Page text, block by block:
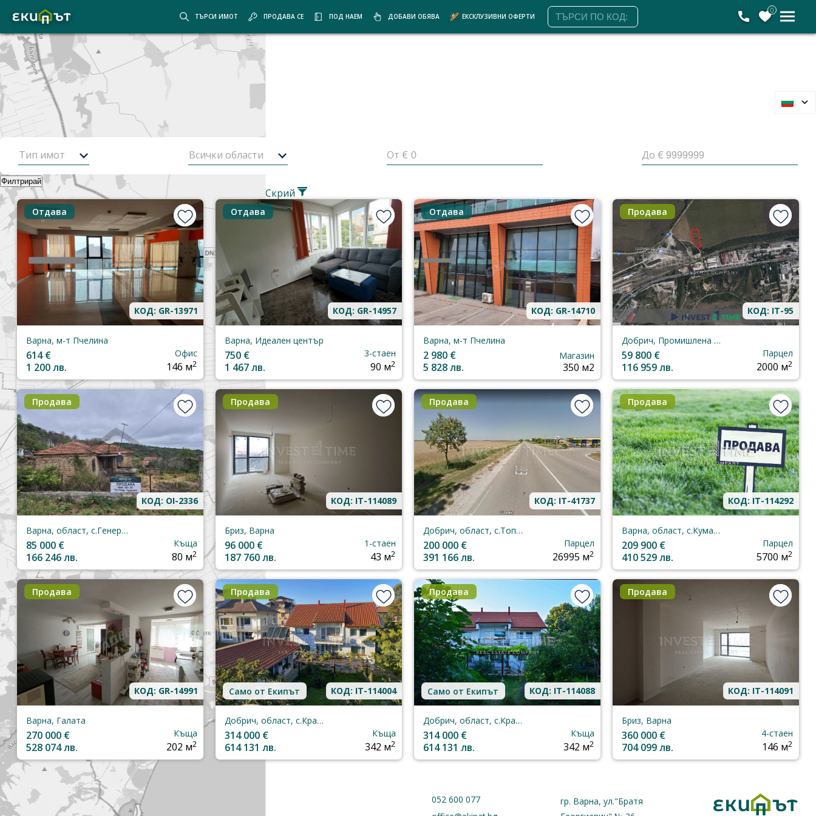
ТЪРСИ ИМОТ ПРОДАВА СЕ ПОД НАЕМ ДОБАВИ ОБЯВА ЕКСКЛУЗИВНИ ОФЕРТИ
0
Покажи картата Скрий картата
Начало
Оферти
от имота
Оферти за имоти от Екипът
Тип имот Всички области От € До €
Филтрирай
Най-нови офертиКорекция на търсенето Скрий
Отдава
КОД: GR-13971
Варна, м-т Пчелина
614 €
1 200 лв.
Офис
146 м2
Отдава
КОД: GR-14957
Варна, Идеален център
750 €
1 467 лв.
3-стаен
90 м2
Отдава
КОД: GR-14710
Варна, м-т Пчелина
2 980 €
5 828 лв.
Магазин
350 м2
Продава
КОД: IT-95
Добрич, Промишлена зона север
59 800 €
116 959 лв.
Парцел
2000 м2
Продава
КОД: OI-2336
Варна, област, с.Генерал-Кантарджиево
85 000 €
166 246 лв.
Къща
80 м2
Продава
КОД: IT-114089
Бриз, Варна
96 000 €
187 760 лв.
1-стаен
43 м2
Продава
КОД: IT-41737
Добрич, област, с.Топола
200 000 €
391 166 лв.
Парцел
26995 м2
Продава
КОД: IT-114292
Варна, област, с.Куманово
209 900 €
410 529 лв.
Парцел
5700 м2
Продава
КОД: GR-14991
Варна, Галата
270 000 €
528 074 лв.
Къща
202 м2
Продава
Само от Екипът КОД: IT-114004
Добрич, област, с.Кранево
314 000 €
614 131 лв.
Къща
342 м2
Продава
Само от Екипът КОД: IT-114088
Добрич, област, с.Кранево
314 000 €
614 131 лв.
Къща
342 м2
Продава
КОД: IT-114091
Бриз, Варна
360 000 €
704 099 лв.
4-стаен
146 м2
Не намирате това, което търсите? Обадете ни се!
Можем да го намерим за Вас!
052 600 077
гр. Варна, ул."Братя